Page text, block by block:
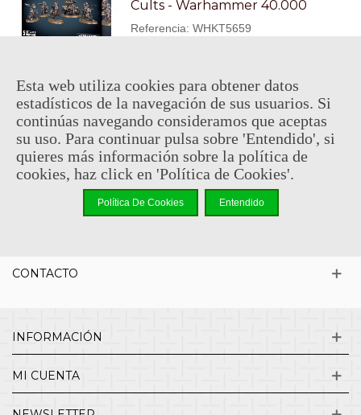
Cults - Warhammer 40.000
Referencia: WHKT5659
Añadir Al Carrito
Mostrando 1-1 de 1 artículo(s)
¿QUIENES SOMOS?
CONTACTO
INFORMACIÓN
MI CUENTA
Esta web utiliza cookies para obtener datos
estadísticos de la navegación de sus usuarios. Si
continúas navegando consideramos que aceptas
su uso. Para continuar pulsa sobre 'Entendido', si
quieres más información sobre la política de
cookies, haz click en 'Política de Cookies'.
Política De Cookies Entendido